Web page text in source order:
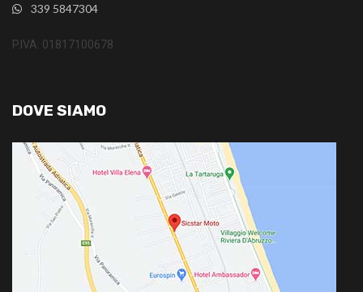
339 5847304
P.IVA: 01817100678
DOVE SIAMO